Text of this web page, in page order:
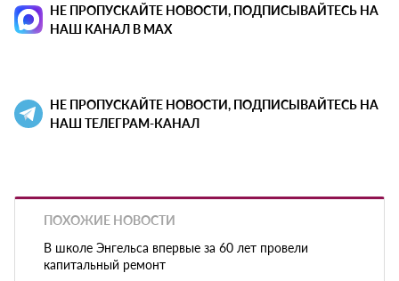
НЕ ПРОПУСКАЙТЕ НОВОСТИ, ПОДПИСЫВАЙТЕСЬ НА
НАШ КАНАЛ В MAX
НЕ ПРОПУСКАЙТЕ НОВОСТИ, ПОДПИСЫВАЙТЕСЬ НА
НАШ ТЕЛЕГРАМ-КАНАЛ
ПОХОЖИЕ НОВОСТИ
В школе Энгельса впервые за 60 лет провели
капитальный ремонт